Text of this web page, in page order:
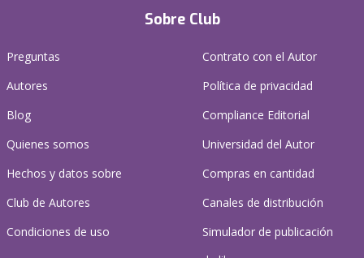
Sobre Club
Preguntas
Autores
Blog
Quienes somos
Hechos y datos sobre
Club de Autores
Condiciones de uso
Contrato con el Autor
Política de privacidad
Compliance Editorial
Universidad del Autor
Compras en cantidad
Canales de distribución
Simulador de publicación